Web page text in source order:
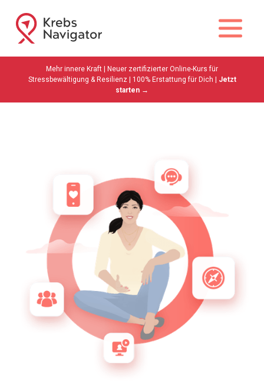
Mehr innere Kraft | Neuer zertifizierter Online-Kurs für
Stressbewältigung & Resilienz | 100% Erstattung für Dich |
Jetzt
starten →